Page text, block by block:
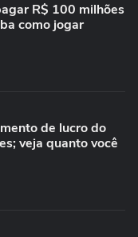
R$ 100 milhões
como jogar
de lucro do
veja quanto você